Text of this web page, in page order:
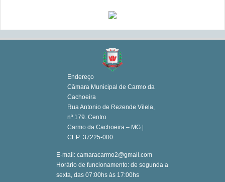
Endereço
Câmara Municipal de Carmo da
Cachoeira
Rua Antonio de Rezende Vilela,
nº 179. Centro
Carmo da Cachoeira – MG |
CEP: 37225-000
E-mail: camaracarmo2@gmail.com
Horário de funcionamento: de segunda a
sexta, das 07:00hs às 17:00hs